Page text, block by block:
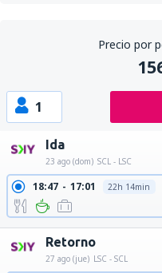
Precio por
1
Ida
23 ago (dom) SCL - LSC
18:47 17:01 22h 14min
Retorno
27 ago (jue) LSC - SCL